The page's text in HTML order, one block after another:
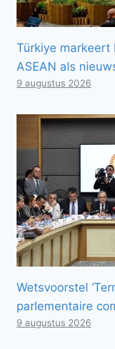
Türkiye
ASEAN als
9 augustus 2026
Wetsvoorstel
parlementaire
9 augustus 2026